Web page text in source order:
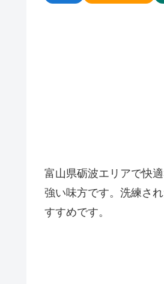
富山県砺波エリアで快
強い味方です。洗練さ
すすめです。